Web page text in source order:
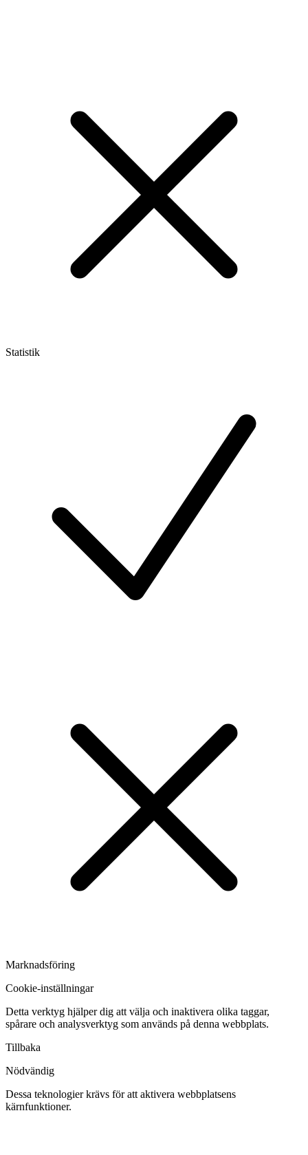
Statistik
Marknadsföring
Cookie-inställningar
Detta verktyg hjälper dig att välja och inaktivera olika taggar,
spårare och analysverktyg som används på denna webbplats.
Tillbaka
Nödvändig
Dessa teknologier krävs för att aktivera webbplatsens
kärnfunktioner.